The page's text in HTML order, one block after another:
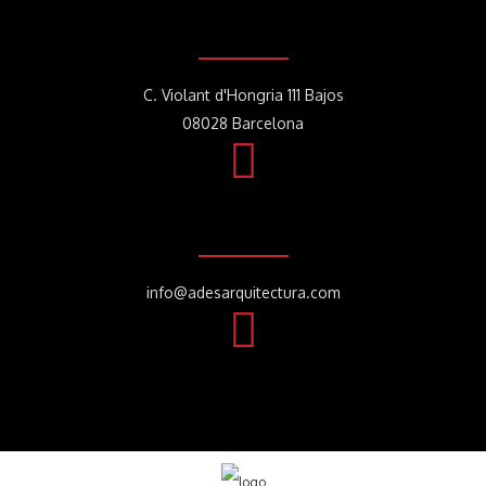
C. Violant d'Hongria 111 Bajos
08028 Barcelona
info@adesarquitectura.com